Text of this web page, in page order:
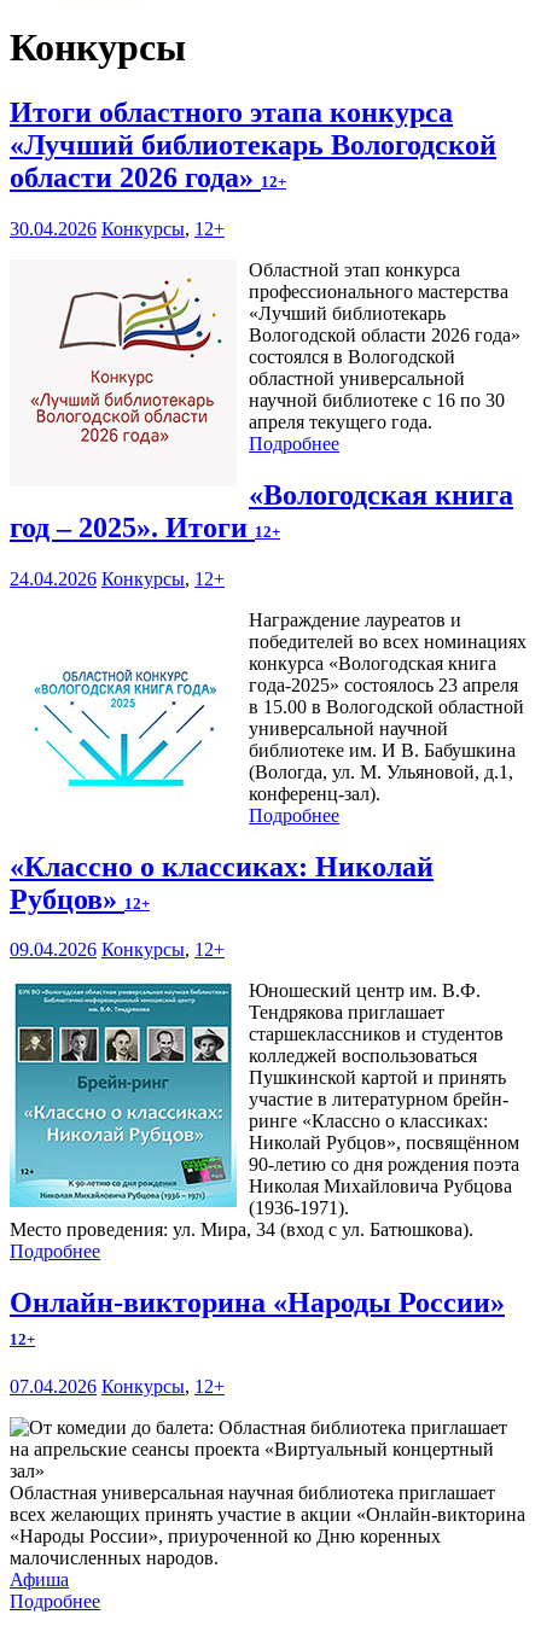
Конкурсы
Итоги областного этапа конкурса
«Лучший библиотекарь Вологодской
области 2026 года» 12+
30.04.2026 Конкурсы, 12+
Областной этап конкурса
профессионального мастерства
«Лучший библиотекарь
Вологодской области 2026 года»
состоялся в Вологодской
областной универсальной
научной библиотеке с 16 по 30
апреля текущего года.
Подробнее
«Вологодская книга
год – 2025». Итоги 12+
24.04.2026 Конкурсы, 12+
Награждение лауреатов и
победителей во всех номинациях
конкурса «Вологодская книга
года-2025» состоялось 23 апреля
в 15.00 в Вологодской областной
универсальной научной
библиотеке им. И В. Бабушкина
(Вологда, ул. М. Ульяновой, д.1,
конференц-зал).
Подробнее
«Классно о классиках: Николай
Рубцов» 12+
09.04.2026 Конкурсы, 12+
Юношеский центр им. В.Ф.
Тендрякова приглашает
старшеклассников и студентов
колледжей воспользоваться
Пушкинской картой и принять
участие в литературном брейн-
ринге «Классно о классиках:
Николай Рубцов», посвящённом
90-летию со дня рождения поэта
Николая Михайловича Рубцова
(1936-1971).
Место проведения: ул. Мира, 34 (вход с ул. Батюшкова).
Подробнее
Онлайн-викторина «Народы России»
12+
07.04.2026 Конкурсы, 12+
Областная универсальная научная библиотека приглашает
всех желающих принять участие в акции «Онлайн-викторина
«Народы России», приуроченной ко Дню коренных
малочисленных народов.
Афиша
Подробнее